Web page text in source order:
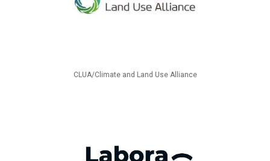
CLUA/Climate and Land Use Alliance